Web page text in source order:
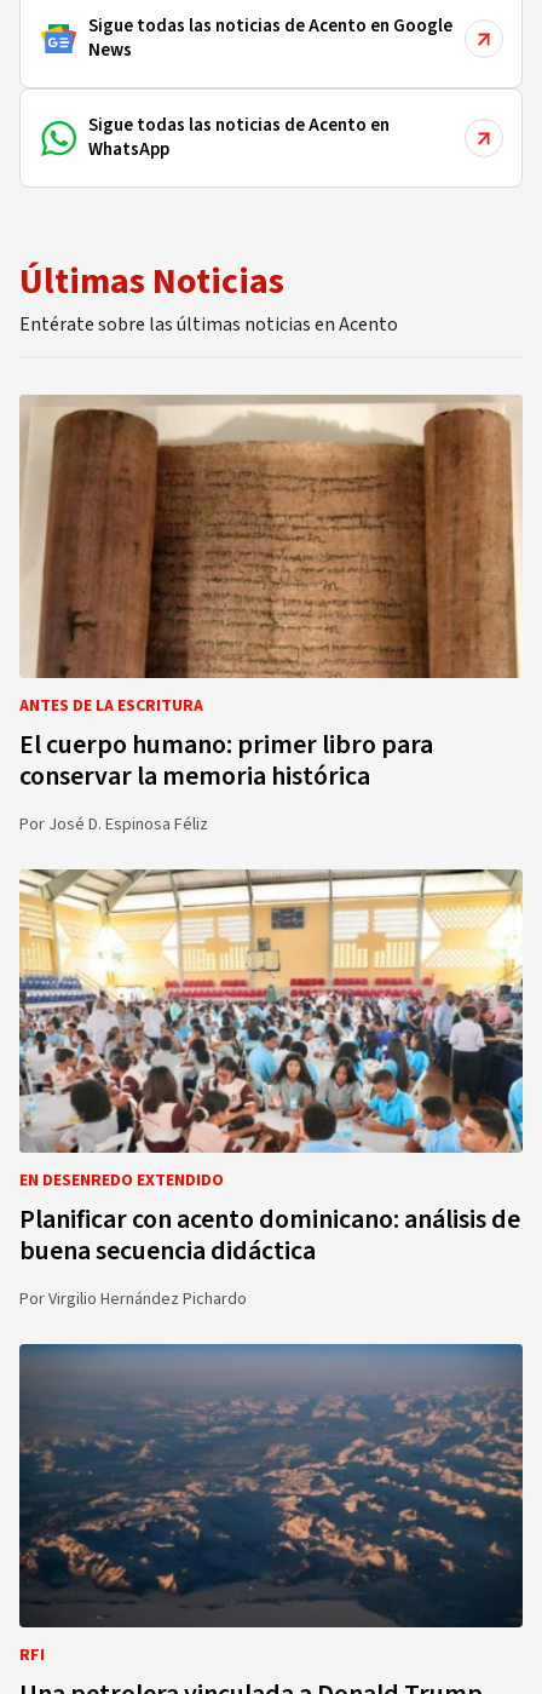
Sigue todas las noticias de Acento en Google
News
Sigue todas las noticias de Acento en
WhatsApp